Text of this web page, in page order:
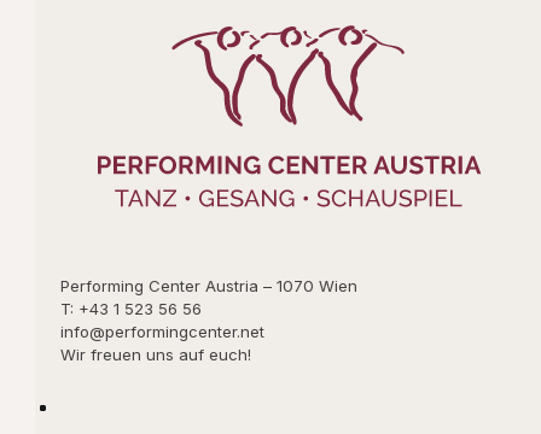
Performing Center Austria – 1070 Wien
T: +43 1 523 56 56
info@performingcenter.net
Wir freuen uns auf euch!